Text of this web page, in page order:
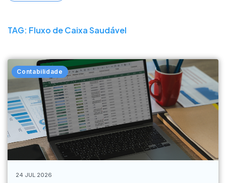
TAG: Fluxo de Caixa Saudável
Contabilidade
24 JUL 2026